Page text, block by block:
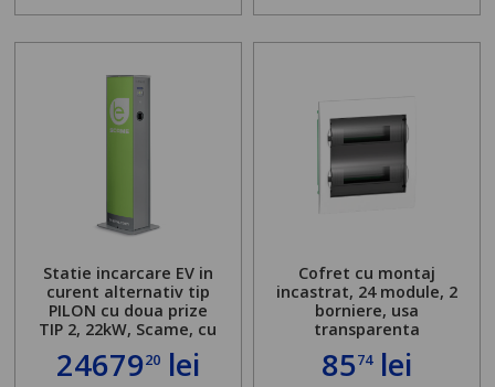
Statie incarcare EV in
curent alternativ tip
PILON cu doua prize
TIP 2, 22kW, Scame, cu
server local
2467920lei
Cofret cu montaj
incastrat, 24 module, 2
borniere, usa
transparenta
8574lei